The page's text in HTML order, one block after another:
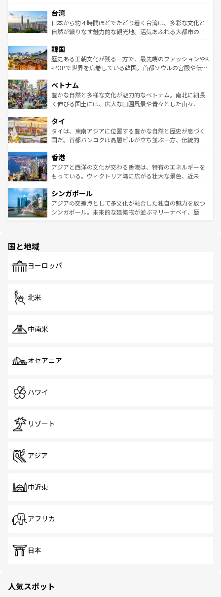
情報は
人々、おいしいローカルフードやハワイアンミュージッ
ク、伝統的なフラダンスなど、すべてがハワイの魅力を彩
っている。訪れるたびに新しい発見と感動が待っているハ
はコンテンツ一覧
リアリーフや大陸中央部にそびえるウルル（エアーズロッ
ク）、タスマニアの美しい原生林やケアンズの熱帯雨林な
ど、見どころがたくさん。また、カフェやワイン、オージ
いる。アクティビティも充実しており、サーフィンやダイ
ビング、ハイキングなど、アウトドア好きにはたまらな
い。オーストラリアの多彩な魅力を存分に味わいつくそ
参照してほしい。
台湾
日本から約４時間ほどでたどり着く台湾は、多彩な文化と
自然が織りなす魅力的な観光地。活気あふれる大都市の台
ン）、静ひつな山岳地帯である台湾東部など、都市の喧騒
と山間の静けさが共存しており、訪れる人に新しい発見と
驚きをもたらしてくれる。また、奥深い台湾の食文化も魅
容にもいいと評判のスイーツなど、バラエティ豊かな料理
が味わえる。 なお、新着の台湾情報は コンテンツ一覧を参
照してほしい。
韓国
歴史ある王朝文化が残る一方で、最先端のファッションやK
-POPで世界を席巻している韓国。首都ソウルの宮殿や伝統
き、地方に足を延ばせば四季折々の自然美を楽しむことが
できる。そして、キムチや焼肉、絶品のストリートフード
まで、さまざまな韓国料理が待っている。夜には、韓国な
リティに包まれながら、韓国の多彩な魅力を心ゆくまで味
わってみてほしい。 なお、新着の韓国情報はコンテンツ一
覧を参照してほしい。
ベトナム
豊かな自然と多様な文化が魅力的なベトナム。南北に細長
く伸びる国土には、広大な田園風景や青々とした山々、世
急速な発展と共に伝統が息づく。ハノイの古い町並みやホ
ーチミン市のフランス統治時代の建物も、独特の雰囲気を
醸し出している。また、バラエティの豊かさとおいしさで
とつ。フォーやバインミー、ベトナムコーヒーなどは、ぜ
ひ現地で味わいたい。どの地域を訪れてもあたたかい人々
が旅行者を迎えてくれるので、きっと忘れられない旅にな
参照してほしい。
タイ
タイは、東南アジアに位置する豊かな自然と歴史が息づく
国だ。首都バンコクは高層ビルが立ち並ぶ一方、伝統的な
の活気が交差している。北部ではチェンマイなどの山岳地
帯で自然と触れ合い、南部ではプーケットやクラビの美し
いビーチでリゾート気分を楽しむことができる。タイ料理
激する。気候は一年中温暖で、どの季節にも異なる楽しみ
が待っている。親しみやすいタイの人々、仏教を中心とし
た文化、そして多様な観光資源が、訪れる旅人を魅了し続
香港
アジアと西洋の文化が交わる香港は、特有のエネルギーを
もっている。ヴィクトリア湾に広がる壮大な景色、近未来
み、どこを訪れても感動するはず。観光スポットが密集し
ており、効率よく見どころを回れるのも魅力。息をのむよ
うな絶景から文化的な体験まで、香港を存分に楽しみ尽く
シンガポール
アジアの交差点として多文化が融合した独自の魅力を放つ
シンガポール。未来的な建築物が並ぶマリーナベイ、歴史
で、ホーカーズは地元の風情を楽しめる外せないスポット
国と地域
ヨーロッパ
北米
中南米
オセアニア
ハワイ
リゾート
アジア
中近東
アフリカ
日本
人気スポット